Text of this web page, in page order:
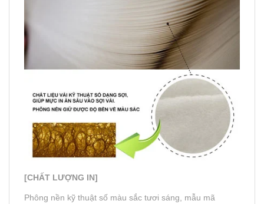
[CHẤT LƯỢNG IN]
Phông nền kỹ thuật số màu sắc tươi sáng, mẫu mã